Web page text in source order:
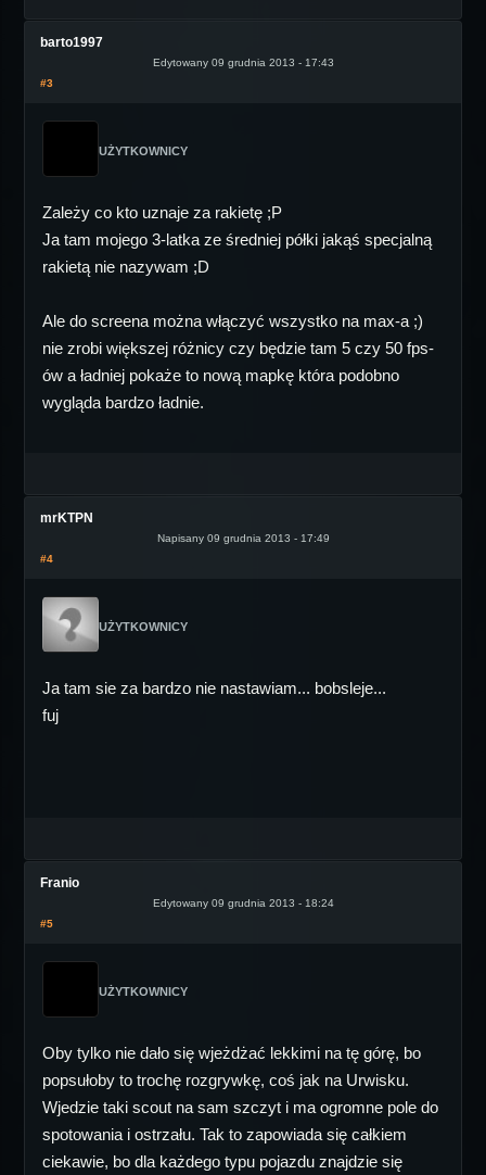
barto1997
Edytowany 09 grudnia 2013 - 17:43
#3
UŻYTKOWNICY
Zależy co kto uznaje za rakietę ;P
Ja tam mojego 3-latka ze średniej półki jakąś specjalną
rakietą nie nazywam ;D
Ale do screena można włączyć wszystko na max-a ;)
nie zrobi większej różnicy czy będzie tam 5 czy 50 fps-
ów a ładniej pokaże to nową mapkę która podobno
wygląda bardzo ładnie.
mrKTPN
Napisany 09 grudnia 2013 - 17:49
#4
UŻYTKOWNICY
Ja tam sie za bardzo nie nastawiam... bobsleje...
fuj
Franio
Edytowany 09 grudnia 2013 - 18:24
#5
UŻYTKOWNICY
Oby tylko nie dało się wjeżdżać lekkimi na tę górę, bo
popsułoby to trochę rozgrywkę, coś jak na Urwisku.
Wjedzie taki scout na sam szczyt i ma ogromne pole do
spotowania i ostrzału. Tak to zapowiada się całkiem
ciekawie, bo dla każdego typu pojazdu znajdzie się